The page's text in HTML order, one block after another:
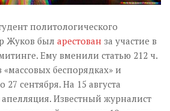
политологического
Жуков был арестован за участие в
Ему вменили статью 212 ч.
беспорядках» и
сентября. На 15 августа
Известный журналист